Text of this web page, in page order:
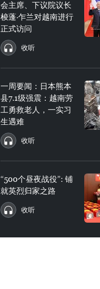
会主席、下议院议长
梭蓬·乍兰对越南进行
正式访问
收听
一周要闻：日本熊本
县7.1级强震：越南劳
工勇救老人，一实习
生遇难
收听
“500个昼夜战役”: 铺
就英烈归家之路
收听